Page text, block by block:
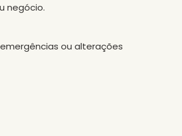
negócio.
ou alterações